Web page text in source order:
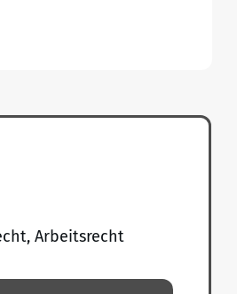
Arbeitsrecht